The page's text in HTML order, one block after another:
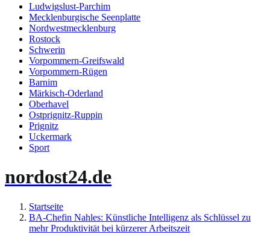
Ludwigslust-Parchim
Mecklenburgische Seenplatte
Nordwestmecklenburg
Rostock
Schwerin
Vorpommern-Greifswald
Vorpommern-Rügen
Barnim
Märkisch-Oderland
Oberhavel
Ostprignitz-Ruppin
Prignitz
Uckermark
Sport
nordost24.de
Startseite
BA-Chefin Nahles: Künstliche Intelligenz als Schlüssel zu
mehr Produktivität bei kürzerer Arbeitszeit